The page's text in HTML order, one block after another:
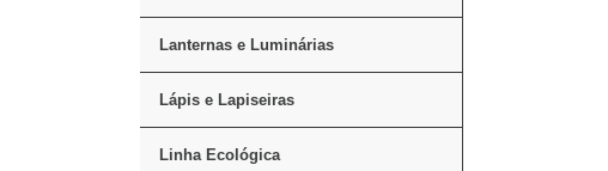
Lanternas e Luminárias
Lápis e Lapiseiras
Linha Ecológica